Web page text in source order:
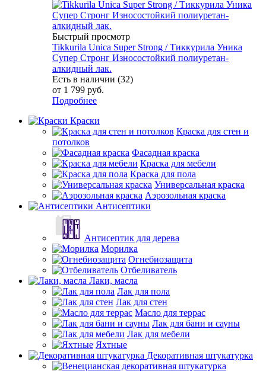
Быстрый просмотр
Tikkurila Unica Super Strong / Тиккурила Уника
Супер Стронг Износостойкий полиуретан-
алкидный лак.
Есть в наличии (32)
от 1 799 руб.
Подробнее
Краски
Краска для стен и
потолков
Фасадная краска
Краска для мебели
Краска для пола
Универсальная краска
Аэрозольная краска
Антисептики
Антисептик для дерева
Морилка
Огнебиозащита
Отбеливатель
Лаки, масла
Лак для пола
Лак для стен
Масло для террас
Лак для бани и сауны
Лак для мебели
Яхтные
Декоративная штукатурка